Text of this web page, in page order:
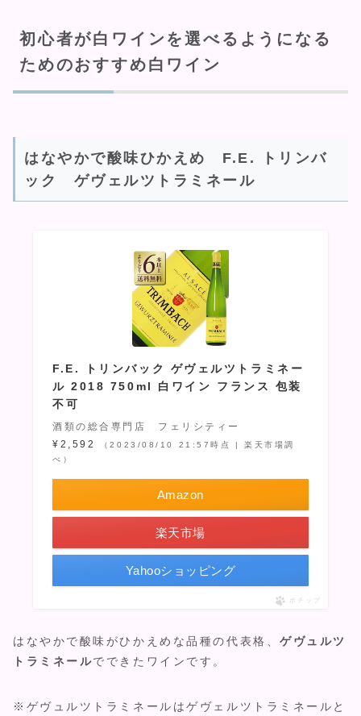
初心者が白ワインを選べるようになる
ためのおすすめ白ワイン
はなやかで酸味ひかえめ F.E. トリンバ
ック ゲヴェルツトラミネール
F.E. トリンバック ゲヴェルツトラミネー
ル 2018 750ml 白ワイン フランス 包装
不可
酒類の総合専門店 フェリシティー
¥2,592
（2023/08/10 21:57時点 | 楽天市場調
べ）
Amazon
楽天市場
Yahooショッピング
ポチップ
はなやかで酸味がひかえめな品種の代表格、ゲヴュルツ
トラミネールでできたワインです。
※ゲヴュルツトラミネールはゲヴェルツトラミネールと